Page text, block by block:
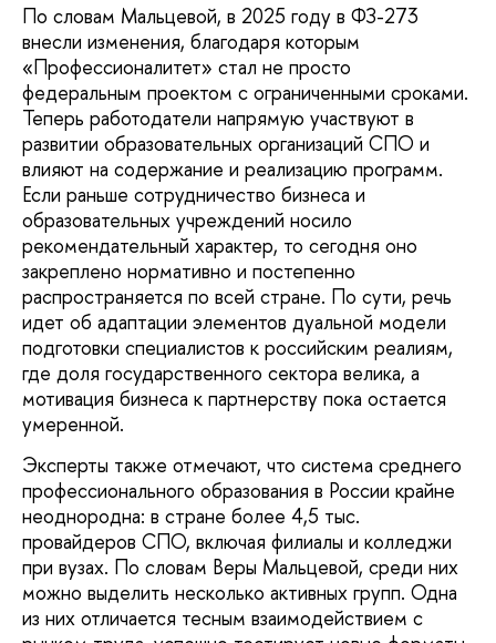
По словам Мальцевой, в 2025 году в ФЗ-273
внесли изменения, благодаря которым
«Профессионалитет» стал не просто
федеральным проектом с ограниченными сроками.
Теперь работодатели напрямую участвуют в
развитии образовательных организаций СПО и
влияют на содержание и реализацию программ.
Если раньше сотрудничество бизнеса и
образовательных учреждений носило
рекомендательный характер, то сегодня оно
закреплено нормативно и постепенно
распространяется по всей стране. По сути, речь
идет об адаптации элементов дуальной модели
подготовки специалистов к российским реалиям,
где доля государственного сектора велика, а
мотивация бизнеса к партнерству пока остается
умеренной.
Эксперты также отмечают, что система среднего
профессионального образования в России крайне
неоднородна: в стране более 4,5 тыс.
провайдеров СПО, включая филиалы и колледжи
при вузах. По словам Веры Мальцевой, среди них
можно выделить несколько активных групп. Одна
из них отличается тесным взаимодействием с